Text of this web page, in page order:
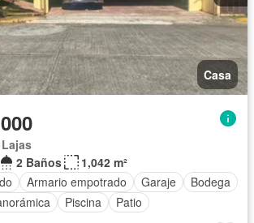
Casa
2 Baños
1,042 m²
Armario empotrado Garaje
Bodega
Piscina Patio